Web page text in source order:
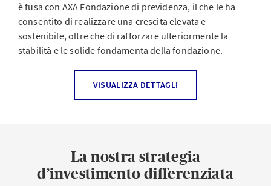
è fusa con AXA Fondazione di previdenza, il che le ha
consentito di realizzare una crescita elevata e
sostenibile, oltre che di rafforzare ulteriormente la
stabilità e le solide fondamenta della fondazione.
Gestione dell’attività d’investimento
fanno capo.
Il patrimonio viene allocato dall' UBS e dall’Asset
VISUALIZZA DETTAGLI
La nostra strategia
d’investimento differenziata